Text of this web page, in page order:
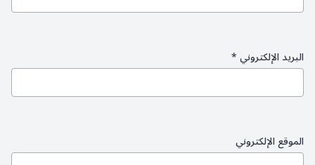
البريد الإلكتروني*
الموقع الإلكتروني